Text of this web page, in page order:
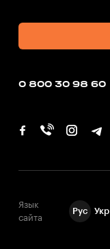
0 800 30 98 60
Язык
сайта
Рус Укр